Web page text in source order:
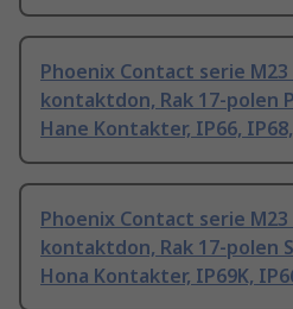
Phoenix Contact serie M23
kontaktdon, Rak 17-polen
Hane Kontakter, IP66, IP68,
Phoenix Contact serie M23
kontaktdon, Rak 17-polen
Hona Kontakter, IP69K,